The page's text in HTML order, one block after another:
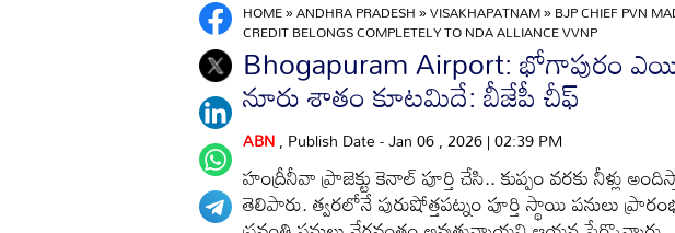
HOME»ANDHRA PRADESH»VISAKHAPATNAM»BJP CHIEF PVN
CREDIT BELONGS COMPLETELY TO NDA ALLIANCE VVNP
Bhogapuram Airport: భోగాపురం
నూరు శాతం కూటమిదే: బీజేపీ చీఫ్
ABN, Publish Date - Jan 06 , 2026 | 02:39 PM
హంద్రీనీవా ప్రాజెక్టు కెనాల్ పూర్తి చేసి.. కుప్పం వరకు నీళ్లు
తెలిపారు. త్వరలోనే పురుషోత్తపట్నం పూర్తి స్థాయి పనులు